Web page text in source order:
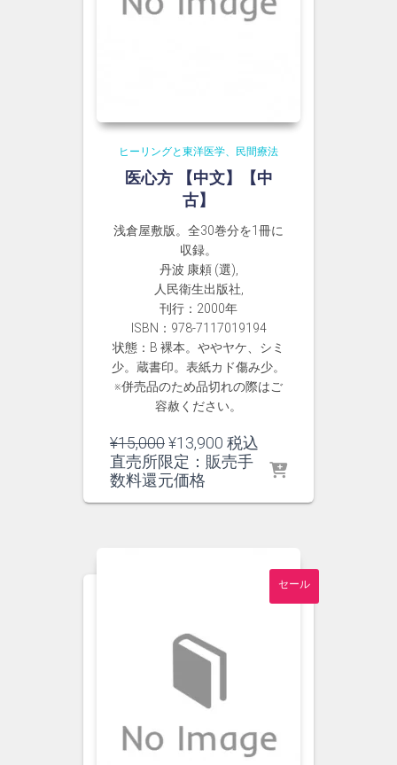
ヒーリングと東洋医学、民間療法
医心方 【中文】【中
古】
浅倉屋敷版。全30巻分を1冊に
収録。
丹波 康頼 (選),
人民衛生出版社,
刊行：2000年
ISBN：978-7117019194
状態：B 裸本。ややヤケ、シミ
少。蔵書印。表紙カド傷み少。
※併売品のため品切れの際はご
容赦ください。
¥15,000元
の
価
¥13,900 現
在
税込
直売所限定：販売手
数料還元価格
セール